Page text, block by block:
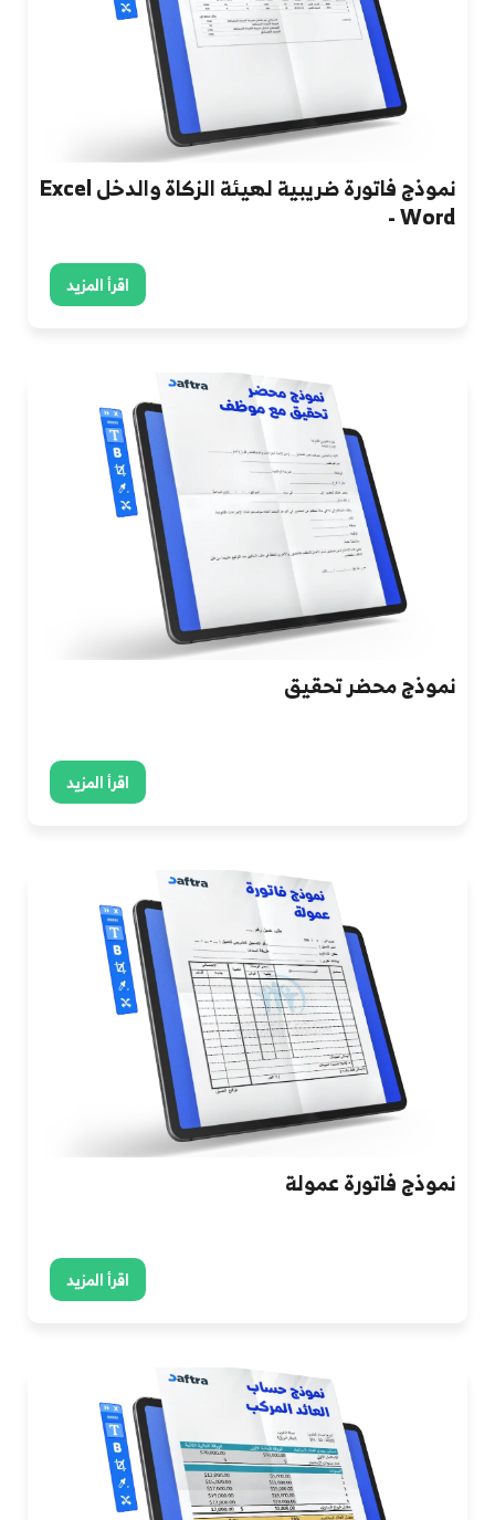
نموذج فاتورة ضريبية لهيئة الزكاة والدخل Excel
- Word
اقرأ المزيد
نموذج محضر تحقيق
اقرأ المزيد
نموذج فاتورة عمولة
اقرأ المزيد